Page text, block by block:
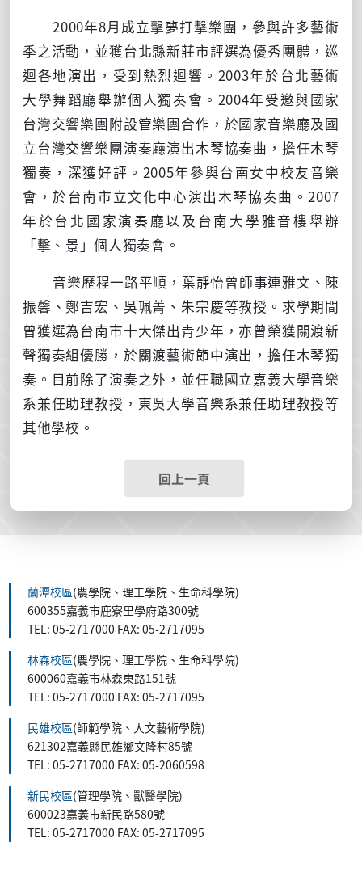
2000年8月成立擊夢打擊樂團，參與許多藝術
季之活動，並獲台北縣新莊市評選為優秀團體，巡
迴各地演出，受到熱烈迴響。 2003年於台北藝術
大學舞蹈廳舉辦個人獨奏會。 2004年受邀與國家
台灣交響樂團附設管樂團合作，於國家音樂廳及國
立台灣交響樂團演奏廳演出木琴協奏曲，擔任木琴
獨奏，深獲好評。 2005年參與台南女中校友音樂
會，於台南市立文化中心演出木琴協奏曲。 2007
年於台北國家演奏廳以及台南大學雅音樓舉辦
「擊、景」個人獨奏會。
音樂歷程一路平順，葉靜怡曾師事連雅文、陳
振馨、鄭吉宏、吳珮菁、朱宗慶等教授。求學期間
曾獲選為台南市十大傑出青少年，亦曾榮獲關渡新
聲獨奏組優勝，於關渡藝術節中演出，擔任木琴獨
奏。目前除了演奏之外，並任職國立嘉義大學音樂
系兼任助理教授，東吳大學音樂系兼任助理教授等
其他學校。
回上一頁
蘭潭校區(農學院、理工學院、生命科學院)
600355嘉義市鹿寮里學府路300號
TEL: 05-2717000 FAX: 05-2717095
林森校區(農學院、理工學院、生命科學院)
600060嘉義市林森東路151號
TEL: 05-2717000 FAX: 05-2717095
民雄校區(師範學院、人文藝術學院)
621302嘉義縣民雄鄉文隆村85號
TEL: 05-2717000 FAX: 05-2060598
新民校區(管理學院、獸醫學院)
600023嘉義市新民路580號
TEL: 05-2717000 FAX: 05-2717095